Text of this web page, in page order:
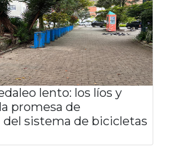
lento: los líos y
promesa de
del sistema de bicicletas